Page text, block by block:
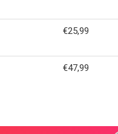
€25,99
€47,99